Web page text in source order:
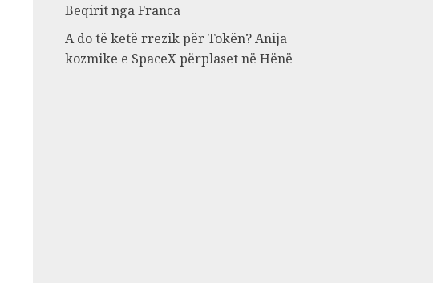
Beqirit nga Franca
A do të ketë rrezik për Tokën? Anija
kozmike e SpaceX përplaset në Hënë